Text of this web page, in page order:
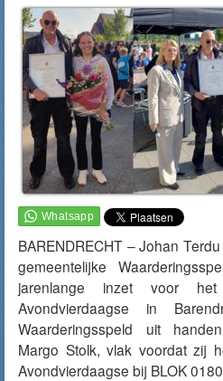
BARENDRECHT – Johan
gemeentelijke
jarenlange inzet voor
Avondvierdaagse in
Waarderingsspeld uit
Margo Stolk, vlak voordat zij
Avondvierdaagse bij BLOK